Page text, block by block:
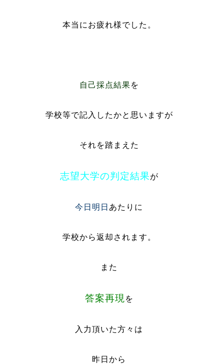
本当にお疲れ様でした。
自己採点結果を
学校等で記入したかと思いますが
それを踏まえた
志望大学の判定結果が
今日明日 あたりに
学校から返却されます。
また
答案再現を
入力頂いた方々は
昨日から